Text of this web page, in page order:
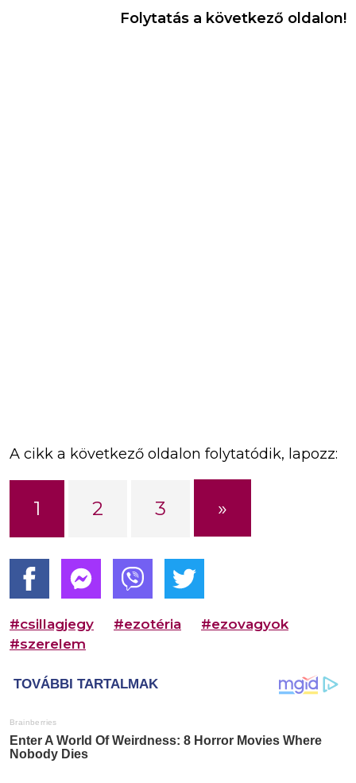
Folytatás a következő oldalon!
A cikk a következő oldalon folytatódik, lapozz:
1 2 3 »
#csillagjegy #ezotéria
#ezovagyok
#szerelem